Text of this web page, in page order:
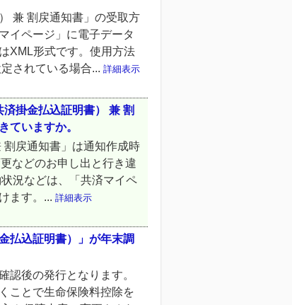
兼 割戻通知書」の受取方
イページ」に電子データ
XML形式です。使用方法
されている場合... 詳細表示
掛金払込証明書） 兼 割
ていますか。
戻通知書」は通知作成時
などのお申し出と行き違
況などは、「共済マイペ
ます。... 詳細表示
払込証明書）」が年末調
認後の発行となります。
ことで生命保険料控除を